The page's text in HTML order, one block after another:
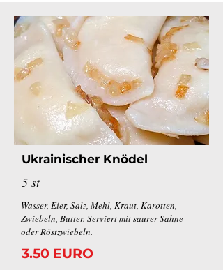
Ukrainischer Knödel
5 st
Wasser, Eier, Salz, Mehl, Kraut, Karotten,
Zwiebeln, Butter. Serviert mit saurer Sahne
oder Röstzwiebeln.
3.50 EURO